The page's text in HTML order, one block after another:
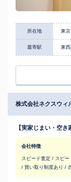
所在地 東
最寄駅 東
株式会社ネクスウ
【実家じまい・空
会社特徴
スピード査定 / スピ
/ 買い取り制度あり /